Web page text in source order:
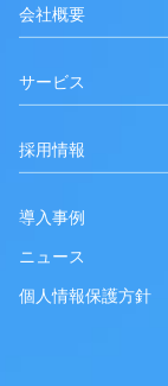
会社概要
サービス
採用情報
導入事例
ニュース
個人情報保護方針